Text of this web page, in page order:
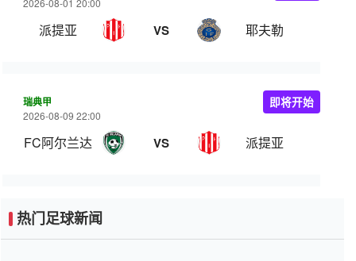
2026-08-01 20:00
派提亚 VS 耶夫勒
瑞典甲
2026-08-09 22:00
FC阿尔兰达 VS 派提亚
即将开始
热门足球新闻